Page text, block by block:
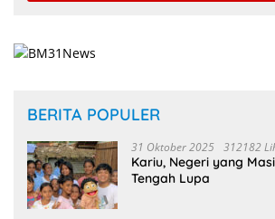
BERITA POPULER
31 Oktober 2025 312182
Kariu, Negeri yang
Tengah Lupa